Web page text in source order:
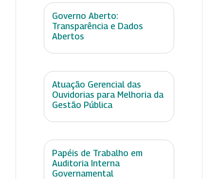
Governo Aberto:
Transparência e Dados
Abertos
Atuação Gerencial das
Ouvidorias para Melhoria da
Gestão Pública
Papéis de Trabalho em
Auditoria Interna
Governamental